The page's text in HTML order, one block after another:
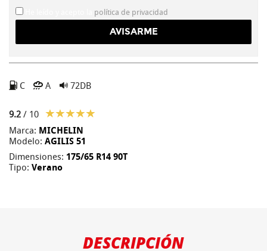
política de privacidad
C A 72DB
9.2 / 10
Marca: MICHELIN
Modelo: AGILIS 51
Dimensiones: 175/65 R14 90T
Tipo: Verano
DESCRIPCIÓN